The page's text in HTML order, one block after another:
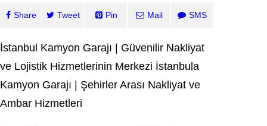
Share Tweet Pin Mail SMS
İstanbul Kamyon Garajı | Güvenilir Nakliyat
ve Lojistik Hizmetlerinin Merkezi İstanbula
Kamyon Garajı | Şehirler Arası Nakliyat ve
Ambar Hizmetleri